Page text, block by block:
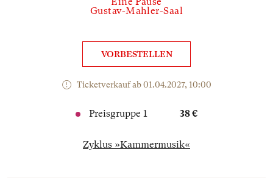
Gustav-Mahler-Saal
VORBESTELLEN
Ticketverkauf ab 01.04.2027, 10:00
Preisgruppe 1 38 €
Zyklus »Kammermusik«